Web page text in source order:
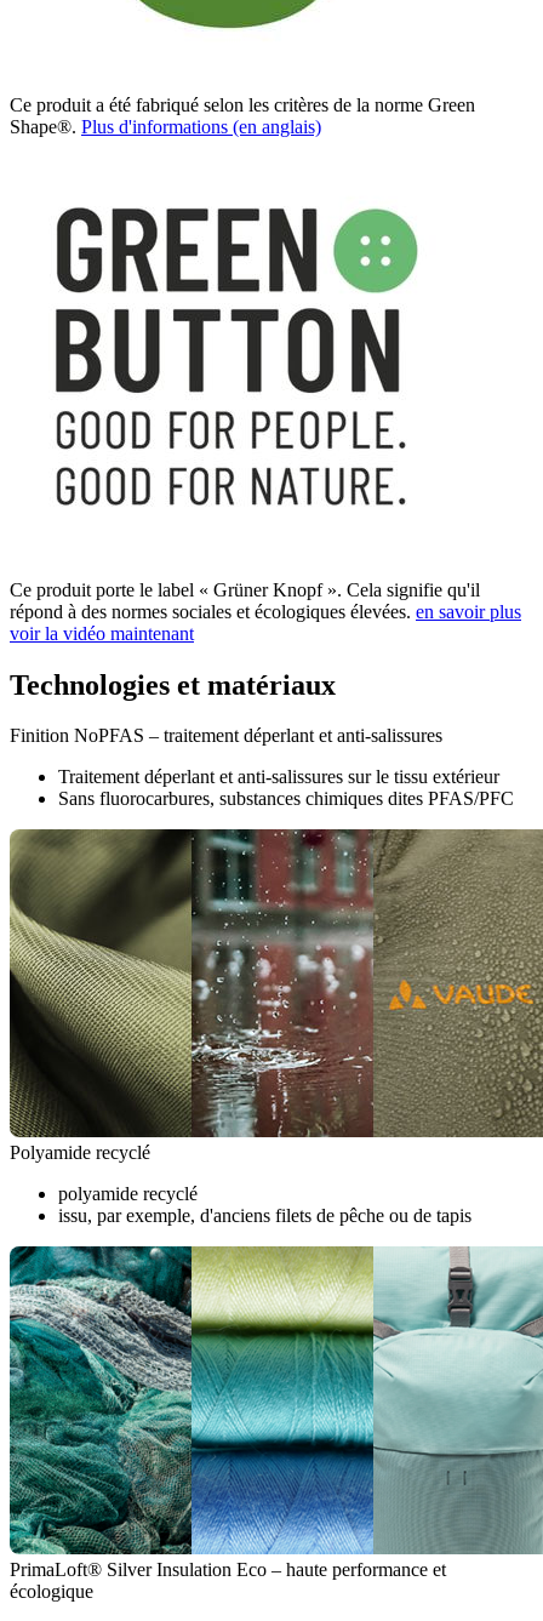
Ce produit a été fabriqué selon les critères de la norme Green
Shape®. Plus d'informations (en anglais)
Ce produit porte le label « Grüner Knopf ». Cela signifie qu'il
répond à des normes sociales et écologiques élevées. en savoir plus
voir la vidéo maintenant
Technologies et matériaux
Finition NoPFAS – traitement déperlant et anti-salissures
Traitement déperlant et anti-salissures sur le tissu extérieur
Sans fluorocarbures, substances chimiques dites PFAS/PFC
Polyamide recyclé
polyamide recyclé
issu, par exemple, d'anciens filets de pêche ou de tapis
PrimaLoft® Silver Insulation Eco – haute performance et
écologique